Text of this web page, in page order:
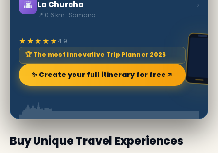
🌆 La Churcha
📍 0.6 km · Samana
›
★★★★★4.9
🏆 The most innovative Trip Planner 2026
✨ Create your full itinerary for free
Buy Unique Travel Experiences